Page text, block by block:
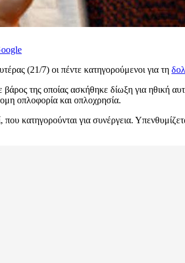
(21/7) οι πέντε κατηγορούμενοι για τη
της οποίας ασκήθηκε δίωξη για ηθική
οπλοφορία και οπλοχρησία.
κατηγορούνται για συνέργεια.